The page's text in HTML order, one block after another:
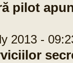
pilot
2013 -